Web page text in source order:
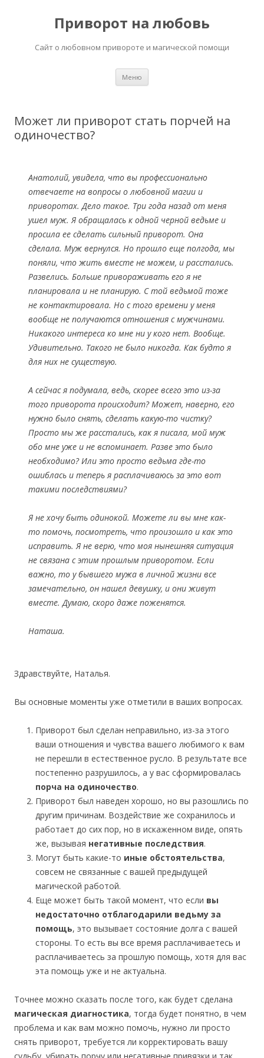
Приворот на любовь
Сайт о любовном привороте и магической помощи
Меню
Может ли приворот стать порчей на
одиночество?
Анатолий, увидела, что вы профессионально
отвечаете на вопросы о любовной магии и
приворотах. Дело такое. Три года назад от меня
ушел муж. Я обращалась к одной черной ведьме и
просила ее сделать сильный приворот. Она
сделала. Муж вернулся. Но прошло еще полгода, мы
поняли, что жить вместе не можем, и расстались.
Развелись. Больше привораживать его я не
планировала и не планирую. С той ведьмой тоже
не контактировала. Но с того времени у меня
вообще не получаются отношения с мужчинами.
Никакого интереса ко мне ни у кого нет. Вообще.
Удивительно. Такого не было никогда. Как будто я
для них не существую.
А сейчас я подумала, ведь, скорее всего это из-за
того приворота происходит? Может, наверно, его
нужно было снять, сделать какую-то чистку?
Просто мы же расстались, как я писала, мой муж
обо мне уже и не вспоминает. Разве это было
необходимо? Или это просто ведьма где-то
ошиблась и теперь я расплачиваюсь за это вот
такими последствиями?
Я не хочу быть одинокой. Можете ли вы мне как-
то помочь, посмотреть, что произошло и как это
исправить. Я не верю, что моя нынешняя ситуация
не связана с этим прошлым приворотом. Если
важно, то у бывшего мужа в личной жизни все
замечательно, он нашел девушку, и они живут
вместе. Думаю, скоро даже поженятся.
Наташа.
Здравствуйте, Наталья.
Вы основные моменты уже отметили в ваших вопросах.
Приворот был сделан неправильно, из-за этого
ваши отношения и чувства вашего любимого к вам
не перешли в естественное русло. В результате все
постепенно разрушилось, а у вас сформировалась
порча на одиночество.
Приворот был наведен хорошо, но вы разошлись по
другим причинам. Воздействие же сохранилось и
работает до сих пор, но в искаженном виде, опять
же, вызывая негативные последствия.
Могут быть какие-то иные обстоятельства,
совсем не связанные с вашей предыдущей
магической работой.
Еще может быть такой момент, что если вы
недостаточно отблагодарили ведьму за
помощь, это вызывает состояние долга с вашей
стороны. То есть вы все время расплачиваетесь и
расплачиваетесь за прошлую помощь, хотя для вас
эта помощь уже и не актуальна.
Точнее можно сказать после того, как будет сделана
магическая диагностика, тогда будет понятно, в чем
проблема и как вам можно помочь, нужно ли просто
снять приворот, требуется ли корректировать вашу